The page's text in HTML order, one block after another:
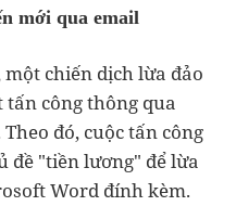
mới qua email
chiến dịch lừa đảo
công thông qua
đó, cuộc tấn công
đề "tiền lương" để lừa
Word đính kèm.